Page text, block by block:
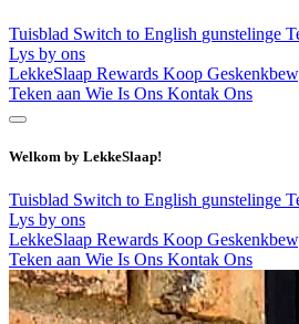
Tuisblad Switch to English gunstelinge
Lys by ons
LekkeSlaap Rewards Koop
Teken aan Wie Is Ons Kontak Ons
Welkom by LekkeSlaap!
Tuisblad Switch to English gunstelinge
Lys by ons
LekkeSlaap Rewards Koop
Teken aan Wie Is Ons Kontak Ons